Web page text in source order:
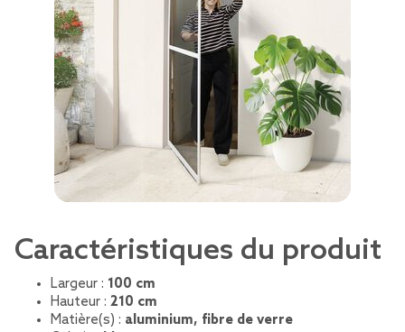
Caractéristiques du produit
Largeur : 100 cm
Hauteur : 210 cm
Matière(s) : aluminium, fibre de verre